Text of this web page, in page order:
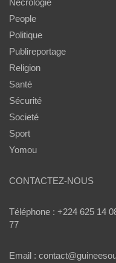
Nécrologie
People
Politique
Publireportage
Religion
Santé
Sécurité
Societé
Sport
Yomou
CONTACTEZ-NOUS
Téléphone : +224 625 14
77
Email :